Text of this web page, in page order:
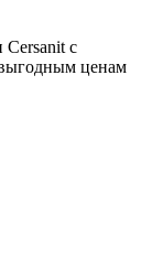
Cersanit с
ценам